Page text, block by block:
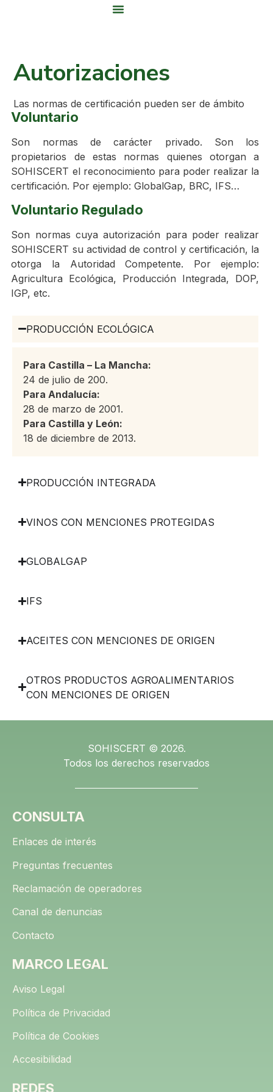
Autorizaciones
Las normas de certificación pueden ser de ámbito
Voluntario
Son normas de carácter privado. Son los
propietarios de estas normas quienes otorgan a
SOHISCERT el reconocimiento para poder realizar la
certificación. Por ejemplo: GlobalGap, BRC, IFS…
Voluntario Regulado
Son normas cuya autorización para poder realizar
SOHISCERT su actividad de control y certificación, la
otorga la Autoridad Competente. Por ejemplo:
Agricultura Ecológica, Producción Integrada, DOP,
IGP, etc.
PRODUCCIÓN ECOLÓGICA
Para Castilla – La Mancha:
24 de julio de 200.
Para Andalucía:
28 de marzo de 2001.
Para Castilla y León:
18 de diciembre de 2013.
PRODUCCIÓN INTEGRADA
VINOS CON MENCIONES PROTEGIDAS
GLOBALGAP
IFS
ACEITES CON MENCIONES DE ORIGEN
OTROS PRODUCTOS AGROALIMENTARIOS
CON MENCIONES DE ORIGEN
SOHISCERT © 2026.
Todos los derechos reservados
CONSULTA
Enlaces de interés
Preguntas frecuentes
Reclamación de operadores
Canal de denuncias
Contacto
MARCO LEGAL
Aviso Legal
Política de Privacidad
Política de Cookies
Accesibilidad
REDES